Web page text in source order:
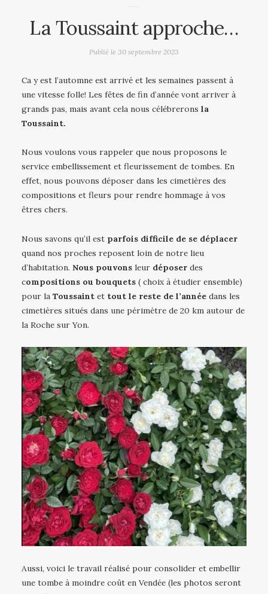
La Toussaint approche…
Publié le 30 septembre 2023
Ca y est l’automne est arrivé et les semaines passent à
une vitesse folle! Les fêtes de fin d’année vont arriver à
grands pas, mais avant cela nous célébrerons la
Toussaint.
Nous voulons vous rappeler que nous proposons le
service embellissement et fleurissement de tombes. En
effet, nous pouvons déposer dans les cimetières des
compositions et fleurs pour rendre hommage à vos
êtres chers.
Nous savons qu’il est parfois difficile de se déplacer
quand nos proches reposent loin de notre lieu
d’habitation. Nous pouvons leur déposer des
compositions ou bouquets ( choix à étudier ensemble)
pour la Toussaint et tout le reste de l’année dans les
cimetières situés dans une périmètre de 20 km autour de
la Roche sur Yon.
Aussi, voici le travail réalisé pour consolider et embellir
une tombe à moindre coût en Vendée (les photos seront